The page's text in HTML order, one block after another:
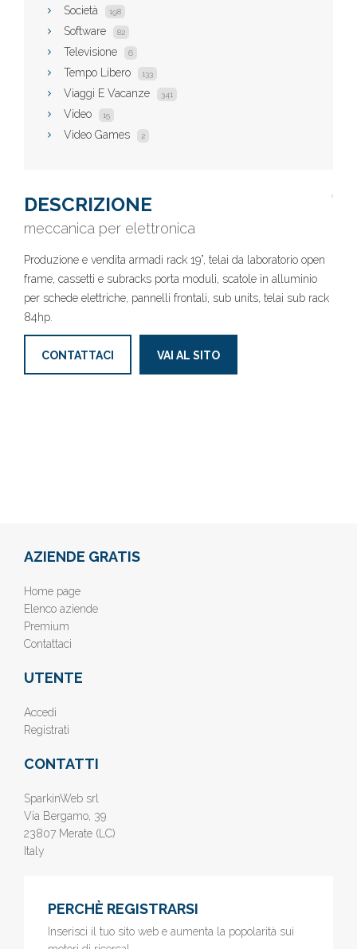
Società 198
Software 82
Televisione 6
Tempo Libero 133
Viaggi E Vacanze 341
Video 15
Video Games 2
DESCRIZIONE
meccanica per elettronica
Produzione e vendita armadi rack 19”, telai da laboratorio open
frame, cassetti e subracks porta moduli, scatole in alluminio
per schede elettriche, pannelli frontali, sub units, telai sub rack
84hp.
CONTATTACI VAI AL SITO
AZIENDE GRATIS
Home page
Elenco aziende
Premium
Contattaci
UTENTE
Accedi
Registrati
CONTATTI
SparkinWeb srl
Via Bergamo, 39
23807 Merate (LC)
Italy
PERCHÈ REGISTRARSI
Inserisci il tuo sito web e aumenta la popolarità sui